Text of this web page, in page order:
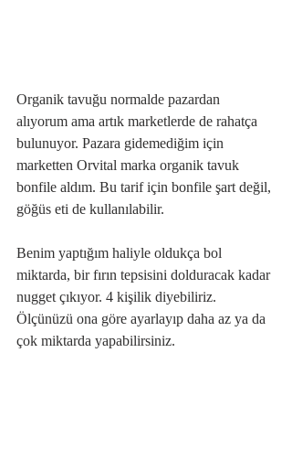
Organik tavuğu normalde pazardan
alıyorum ama artık marketlerde de rahatça
bulunuyor. Pazara gidemediğim için
marketten Orvital marka organik tavuk
bonfile aldım. Bu tarif için bonfile şart değil,
göğüs eti de kullanılabilir.
Benim yaptığım haliyle oldukça bol
miktarda, bir fırın tepsisini dolduracak kadar
nugget çıkıyor. 4 kişilik diyebiliriz.
Ölçünüzü ona göre ayarlayıp daha az ya da
çok miktarda yapabilirsiniz.